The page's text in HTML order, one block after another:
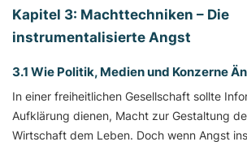
Kapitel 3: Machttechniken – Die
instrumentalisierte Angst
3.1 Wie Politik, Medien und Konzerne
In einer freiheitlichen Gesellschaft sollte
Aufklärung dienen, Macht zur Gestaltung
Wirtschaft dem Leben. Doch wenn Angst